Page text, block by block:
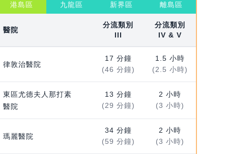
港島區 九龍區 新界區 離島區
醫院
分流類別
III
分流類別
IV & V
律敦治醫院
17 分鐘
(46 分鐘)
1.5 小時
(2.5 小時)
東區尤德夫人那打素
醫院
13 分鐘
(29 分鐘)
2 小時
(3 小時)
瑪麗醫院
34 分鐘
(59 分鐘)
2 小時
(3 小時)